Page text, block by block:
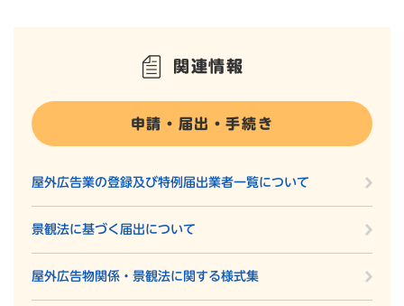
関連情報
申請・届出・手続き
屋外広告業の登録及び特例届出業者一覧について
景観法に基づく届出について
屋外広告物関係・景観法に関する様式集